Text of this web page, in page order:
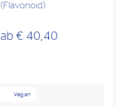
(Flavonoid)
ab € 40,40
Vegan